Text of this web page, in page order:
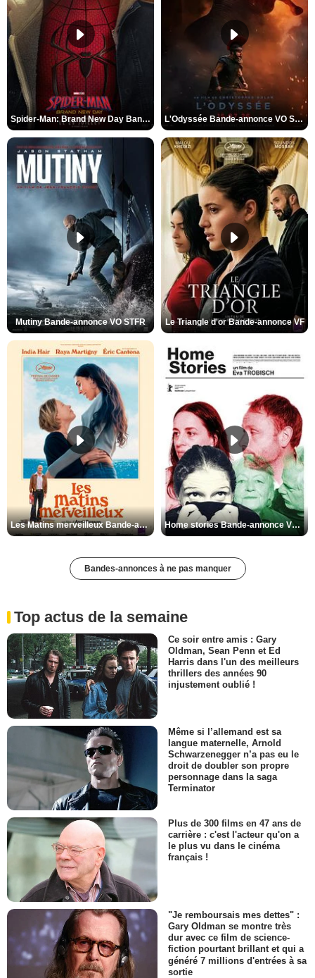
Spider-Man: Brand New Day Bande-annonce VO STFR L'Odyssée Bande-annonce VO STFR
Mutiny Bande-annonce VO STFR Le Triangle d'or Bande-annonce VF
Les Matins merveilleux Bande-annonce VF Home stories Bande-annonce VO STFR
Bandes-annonces à ne pas manquer
Top actus de la semaine
Ce soir entre amis : Gary
Oldman, Sean Penn et Ed
Harris dans l'un des meilleurs
thrillers des années 90
injustement oublié !
Même si l’allemand est sa
langue maternelle, Arnold
Schwarzenegger n’a pas eu le
droit de doubler son propre
personnage dans la saga
Terminator
Plus de 300 films en 47 ans de
carrière : c'est l'acteur qu'on a
le plus vu dans le cinéma
français !
"Je remboursais mes dettes" :
Gary Oldman se montre très
dur avec ce film de science-
fiction pourtant brillant et qui a
généré 7 millions d'entrées à sa
sortie